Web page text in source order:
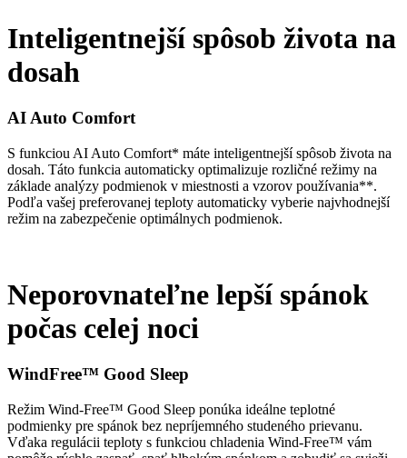
Inteligentnejší spôsob života na
dosah
AI Auto Comfort
S funkciou AI Auto Comfort* máte inteligentnejší spôsob života na
dosah. Táto funkcia automaticky optimalizuje rozličné režimy na
základe analýzy podmienok v miestnosti a vzorov používania**.
Podľa vašej preferovanej teploty automaticky vyberie najvhodnejší
režim na zabezpečenie optimálnych podmienok.
Neporovnateľne lepší spánok
počas celej noci
WindFree™ Good Sleep
Režim Wind-Free™ Good Sleep ponúka ideálne teplotné
podmienky pre spánok bez nepríjemného studeného prievanu.
Vďaka regulácii teploty s funkciou chladenia Wind-Free™ vám